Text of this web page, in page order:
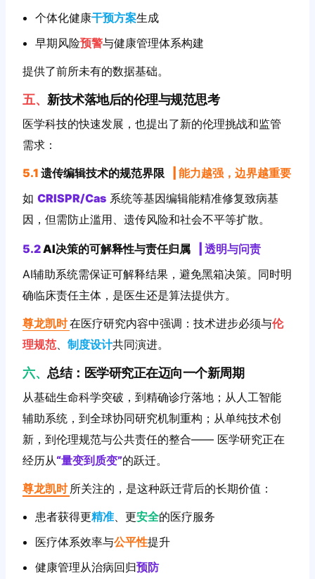
个体化健康干预方案生成
早期风险预警与健康管理体系构建
提供了前所未有的数据基础。
五、新技术落地后的伦理与规范思考
医学科技的快速发展，也提出了新的伦理挑战和监管
需求：
5.1 遗传编辑技术的规范界限
能力越强，边界越重要
如CRISPR/Cas 系统等基因编辑能精准修复致病基
因，但需防止滥用、遗传风险和社会不平等扩散。
5.2AI决策的可解释性与责任归属
透明与问责
AI辅助系统需保证可解释结果，避免黑箱决策。同时明
确临床责任主体，是医生还是算法提供方。
尊龙凯时在医疗研究内容中强调：技术进步必须与伦
理规范、制度设计共同演进。
六、总结：医学研究正在迈向一个新周期
从基础生命科学突破，到精确诊疗落地；从人工智能
辅助系统，到全球协同研究机制重构；从单纯技术创
新，到伦理规范与公共责任的整合—— 医学研究正在
经历从“量变到质变”的跃迁。
尊龙凯时所关注的，是这种跃迁背后的长期价值：
患者获得更精准、更安全的医疗服务
医疗体系效率与公平性提升
健康管理从治病回归预防